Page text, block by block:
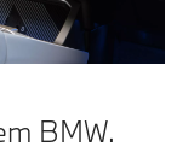
BMW.